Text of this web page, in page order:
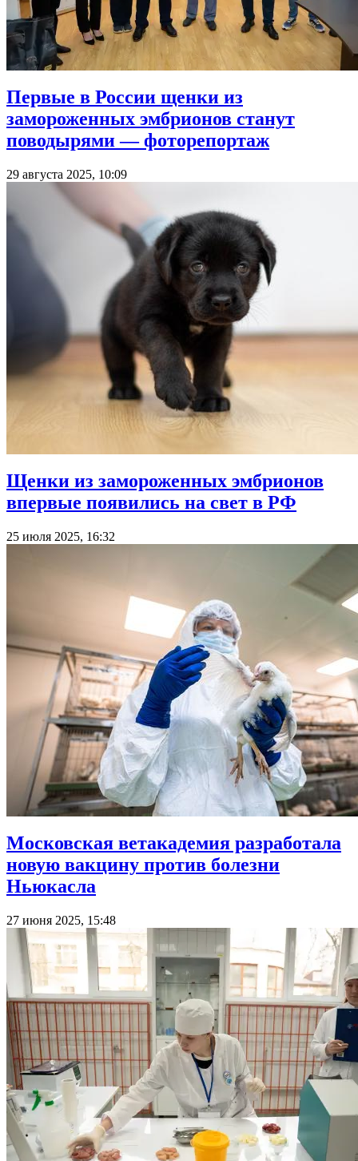
Первые в России щенки из
замороженных эмбрионов станут
поводырями — фоторепортаж
29 августа 2025, 10:09
Щенки из замороженных эмбрионов
впервые появились на свет в РФ
25 июля 2025, 16:32
Московская ветакадемия разработала
новую вакцину против болезни
Ньюкасла
27 июня 2025, 15:48